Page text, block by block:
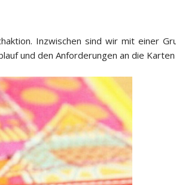
Inzwischen sind wir mit einer
und den Anforderungen an die